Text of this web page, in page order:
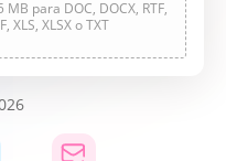
para DOC, DOCX, RTF,
XLS, XLSX o TXT